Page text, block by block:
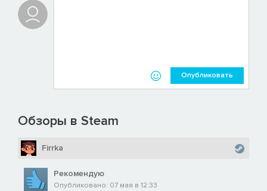
Опубликовать
Обзоры в Steam
Firrka
Рекомендую
Опубликовано: 07 мая в 12:33